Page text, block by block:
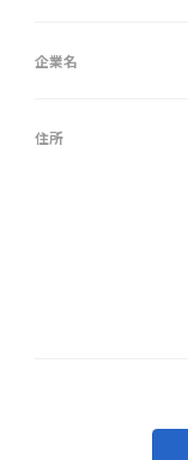
企業名
住所